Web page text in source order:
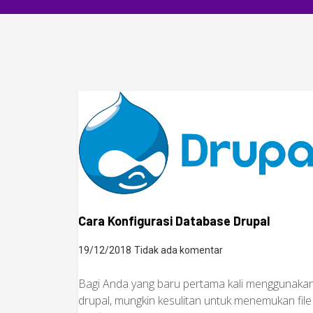
Cara Konfigurasi Database Drupal
19/12/2018 Tidak ada komentar
Bagi Anda yang baru pertama kali
drupal, mungkin kesulitan untuk menemukan file